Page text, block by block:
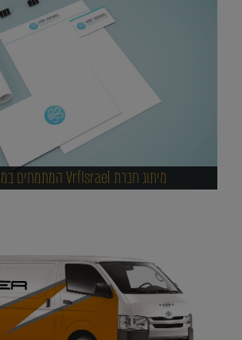
מיתוג חברת VrfIsrael המתמחים במיזוג אוויר